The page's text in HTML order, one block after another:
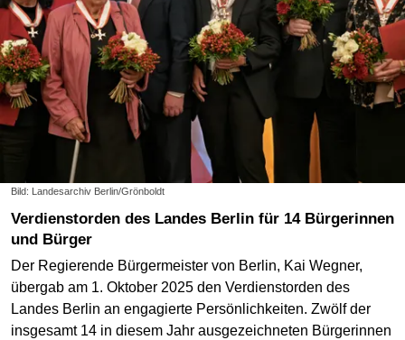
Bild: Landesarchiv Berlin/Grönboldt
Verdienstorden des Landes Berlin für 14 Bürgerinnen
und Bürger
Der Regierende Bürgermeister von Berlin, Kai Wegner,
übergab am 1. Oktober 2025 den Verdienstorden des
Landes Berlin an engagierte Persönlichkeiten. Zwölf der
insgesamt 14 in diesem Jahr ausgezeichneten Bürgerinnen